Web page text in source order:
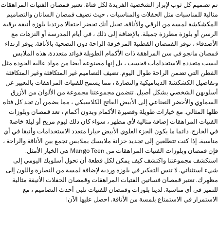
تم تصميم كل ثوب لإبراز الشخصية الفريدة لكل فتاة. تعتبر قمصان الفتيات المراهقات
مثالية للمناسبات مثل الحفلات والمناسبات ، حيث تضيف قمصان الساتان والتصاميم
المكشكشة لمسة من الرقي والأناقة. تخيل أنك تحضر احتفالا مرتديا بلوزة أنيقة برقبة
الرسن أو بلوزة مطرزة جميلة. بالإضافة إلى ذلك ، في أيام المدرسة أو النزهات مع
الأصدقاء ، توفر القمصان القطنية المزخرفة الراحة دون التضحية بالأناقة. يوفر ارتداء
قمصان مانجو في سن المراهقة ذات الأكمام الطويلة فوائد متعددة. هذه الملابس
ليست متعددة الاستخدامات فحسب ، بل إنها مصنوعة أيضا من مواد عالية الجودة مثل
القطن التي تضمن الراحة طوال اليوم. تضيف التصاميم غير المتكافئة وغير المتكافئة
وتفاصيل الكشكشة الديناميكية والنضارة ، مما يسمح للفتيات المراهقات بالتعبير عن
أسلوبهن الشخصي بشكل أصيل. تتضمن مجموعتنا مجموعة من الألوان من الأزرق
السماوي والأخضر النعناعي إلى الأبيض الفاتح الكلاسيكي ، مما يضمن أن تجد كل فتاة
ظلها المثالي. مع خيارات طويلة وقصيرة الأكمام وبدون أكمام ، تعد قمصان وبلوزات
الفتيات المراهقات إضافة مثالية لأي مظهر ، سواء كان ذلك ليوم مريح أو ليلة خاصة
في الخارج. دائما ما يكون الجزء العلوي الأبيض خيارا متعدد الاستخدامات وأنيقا في أي
مناسبة. إذا كنت تتطلعين إلى تجديد خزانة ملابسك بملابس تجمع بين الأناقة والراحة ،
فإن قمصان وبلوزات الفتيات المراهقات من Mango Teen هي الخيار الأمثل.
استكشف مجموعتنا واكتشف كيف يمكن لكل قطعة أن تحول أسلوبك اليومي إلى
شيء استثنائي. لا تنس التفكير في بلوزة وردية لإضافة لمسة من النضارة واللون إلى
مظهرك. تعتبر قمصان فساتين الفتيات المراهقات وقمصان الحفلات الأنيقة مثالية
للتميز في أي مناسبة. لدينا بلوزات وقمصان للفتيات تلبي أحدث التصاميم ، مع
الاستمرار في الاستمتاع بلمسة من الأناقة. احصل عليها الآن!